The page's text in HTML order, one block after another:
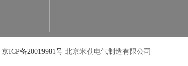
京ICP备20019981号 北京米勒电气制造有限公司